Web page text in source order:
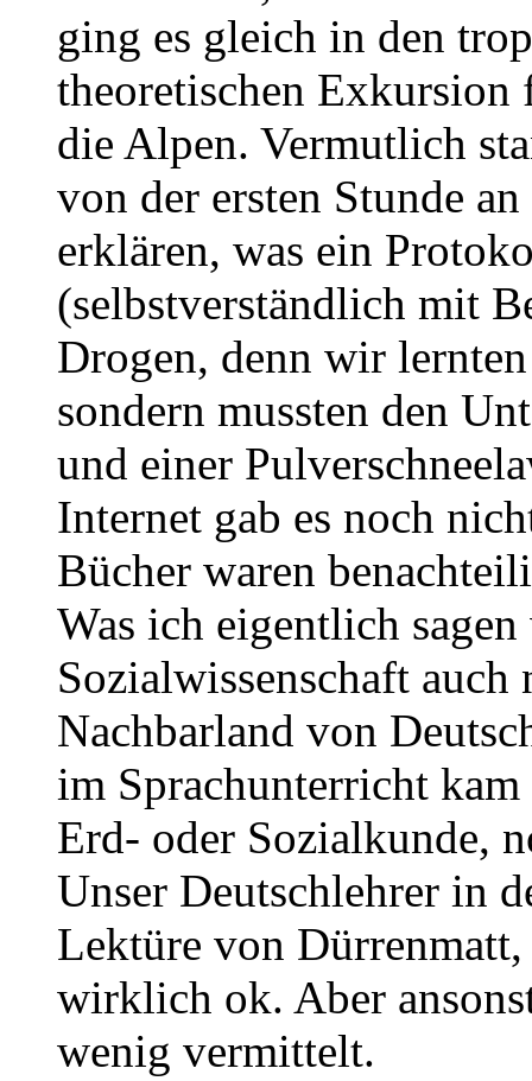
ging es gleich in den
theoretischen
die Alpen. Vermutlich
von der ersten Stunde
erklären, was ein
(selbstverständlich mit
Drogen, denn wir
sondern mussten den
und einer
Internet gab es noch
Bücher waren
Was ich eigentlich
Sozialwissenschaft auch
Nachbarland von
im Sprachunterricht
Erd- oder Sozialkunde,
Unser Deutschlehrer in
Lektüre von
wirklich ok. Aber
wenig vermittelt.